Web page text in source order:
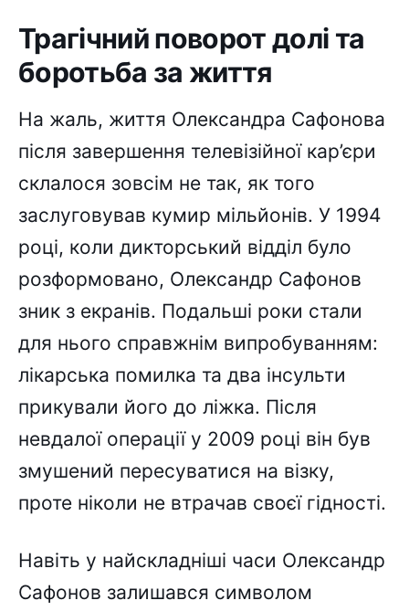
Трагічний поворот долі та
боротьба за життя
На жаль, життя Олександра Сафонова
після завершення телевізійної кар’єри
склалося зовсім не так, як того
заслуговував кумир мільйонів. У 1994
році, коли дикторський відділ було
розформовано, Олександр Сафонов
зник з екранів. Подальші роки стали
для нього справжнім випробуванням:
лікарська помилка та два інсульти
прикували його до ліжка. Після
невдалої операції у 2009 році він був
змушений пересуватися на візку,
проте ніколи не втрачав своєї гідності.
Навіть у найскладніші часи Олександр
Сафонов залишався символом